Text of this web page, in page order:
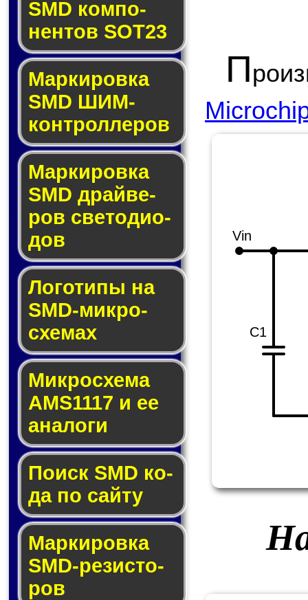
SMD ком­по­
нен­тов SOT23
Маркировка
SMD ШИМ-
кон­трол­ле­ров
Маркировка
SMD драй­ве­
ров све­то­ди­о­
дов
Логотипы на
SMD-мик­ро­
схе­мах
Микросхема
AMS1117 и ее
ана­ло­ги
Поиск SMD ко­
да по сай­ту
Маркировка
SMD-ре­зис­то­
ров
П
Vin
C1